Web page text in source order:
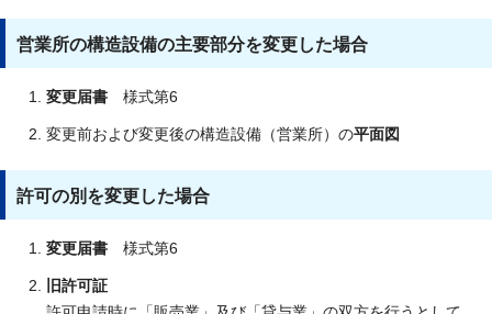
営業所の構造設備の主要部分を変更した場合
変更届書 様式第6
変更前および変更後の構造設備（営業所）の平面図
許可の別を変更した場合
変更届書 様式第6
旧許可証